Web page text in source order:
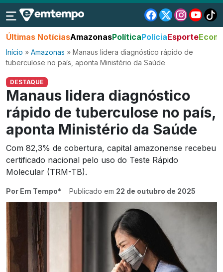
Últimas NotíciasAmazonasPolíticaPolíciaEsporte
Início » Amazonas » Manaus lidera diagnóstico rápido de
tuberculose no país, aponta Ministério da Saúde
DESTAQUE
Manaus lidera diagnóstico
rápido de tuberculose no país,
aponta Ministério da Saúde
Com 82,3% de cobertura, capital amazonense recebeu
certificado nacional pelo uso do Teste Rápido
Molecular (TRM-TB).
Por Em Tempo* Publicado em 22 de outubro de 2025